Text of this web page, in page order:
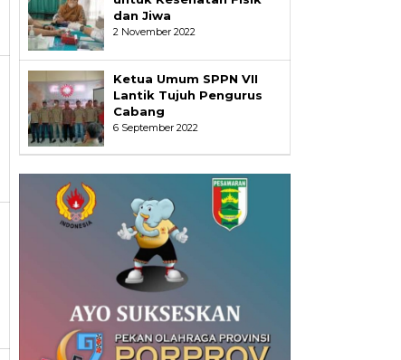
dan Jiwa
2 November 2022
Ketua Umum SPPN VII
Lantik Tujuh Pengurus
Cabang
6 September 2022